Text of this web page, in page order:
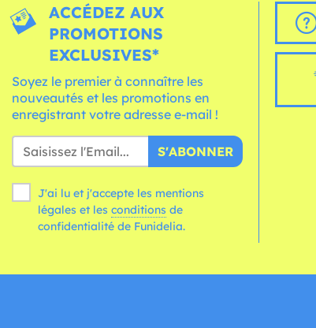
ACCÉDEZ AUX
PROMOTIONS
EXCLUSIVES*
Soyez le premier à connaître les
nouveautés et les promotions en
enregistrant votre adresse e-mail !
S'ABONNER
J'ai lu et j'accepte les mentions
légales et les conditions
confidentialité de Funidelia.